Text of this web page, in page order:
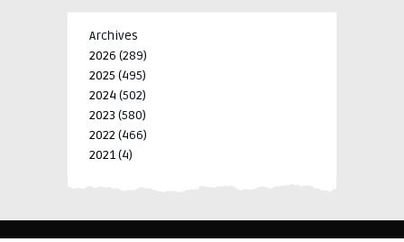
Archives
2026 (289)
2025 (495)
2024 (502)
2023 (580)
2022 (466)
2021(4)